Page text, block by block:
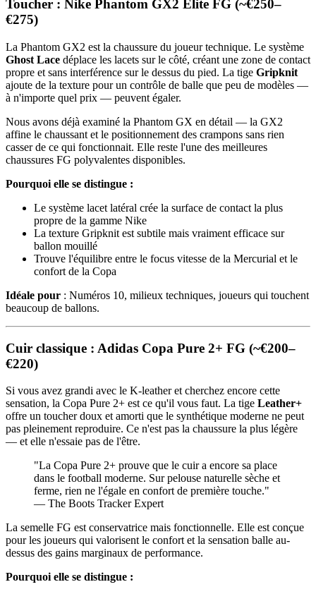
Toucher : Nike Phantom GX2 Elite FG (~€250–
€275)
La Phantom GX2 est la chaussure du joueur technique. Le système
Ghost Lace déplace les lacets sur le côté, créant une zone de contact
propre et sans interférence sur le dessus du pied. La tige Gripknit
ajoute de la texture pour un contrôle de balle que peu de modèles —
à n'importe quel prix — peuvent égaler.
Nous avons déjà examiné la Phantom GX en détail — la GX2
affine le chaussant et le positionnement des crampons sans rien
casser de ce qui fonctionnait. Elle reste l'une des meilleures
chaussures FG polyvalentes disponibles.
Pourquoi elle se distingue :
Le système lacet latéral crée la surface de contact la plus
propre de la gamme Nike
La texture Gripknit est subtile mais vraiment efficace sur
ballon mouillé
Trouve l'équilibre entre le focus vitesse de la Mercurial et le
confort de la Copa
Idéale pour : Numéros 10, milieux techniques, joueurs qui touchent
beaucoup de ballons.
Cuir classique : Adidas Copa Pure 2+ FG (~€200–
€220)
Si vous avez grandi avec le K-leather et cherchez encore cette
sensation, la Copa Pure 2+ est ce qu'il vous faut. La tige Leather+
offre un toucher doux et amorti que le synthétique moderne ne peut
pas pleinement reproduire. Ce n'est pas la chaussure la plus légère
— et elle n'essaie pas de l'être.
"La Copa Pure 2+ prouve que le cuir a encore sa place
dans le football moderne. Sur pelouse naturelle sèche et
ferme, rien ne l'égale en confort de première touche."
— The Boots Tracker Expert
La semelle FG est conservatrice mais fonctionnelle. Elle est conçue
pour les joueurs qui valorisent le confort et la sensation balle au-
dessus des gains marginaux de performance.
Pourquoi elle se distingue :